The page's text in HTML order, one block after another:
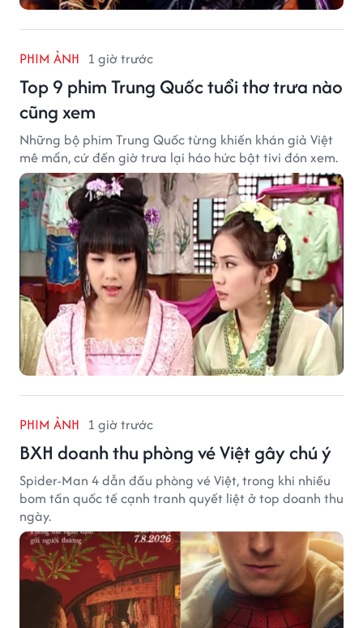
PHIM ẢNH 1 giờ trước
Top 9 phim Trung Quốc tuổi thơ trưa nào
cũng xem
Những bộ phim Trung Quốc từng khiến khán giả Việt
mê mẩn, cứ đến giờ trưa lại háo hức bật tivi đón xem.
PHIM ẢNH 1 giờ trước
BXH doanh thu phòng vé Việt gây chú ý
Spider-Man 4 dẫn đầu phòng vé Việt, trong khi nhiều
bom tấn quốc tế cạnh tranh quyết liệt ở top doanh thu
ngày.